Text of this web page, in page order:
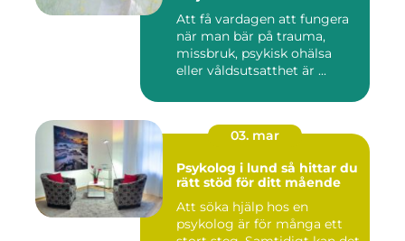
Att få vardagen att fungera
när man bär på trauma,
missbruk, psykisk ohälsa
eller våldsutsatthet är ...
03. mar
Psykolog i lund så hittar du
rätt stöd för ditt mående
Att söka hjälp hos en
psykolog är för många ett